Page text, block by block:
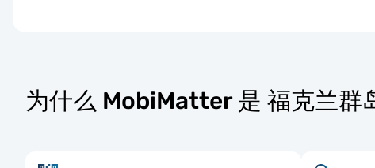
为什么 MobiMatter 是 福克兰群